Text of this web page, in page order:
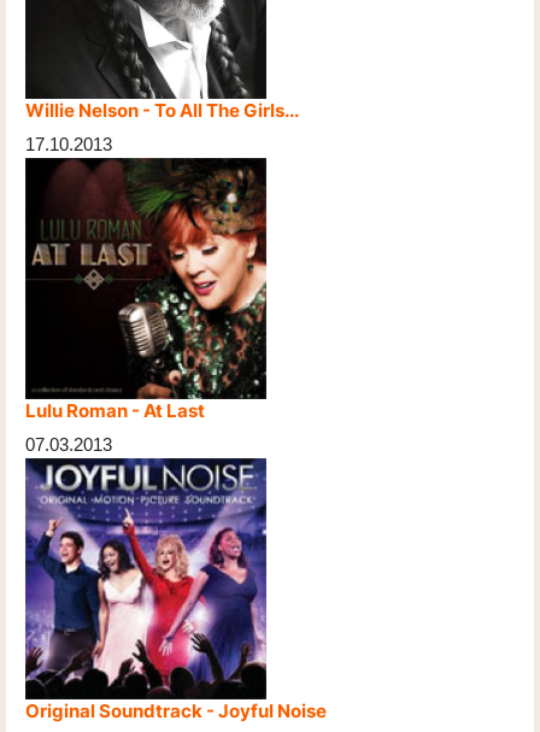
Willie Nelson - To All The Girls...
17.10.2013
Lulu Roman - At Last
07.03.2013
Original Soundtrack - Joyful Noise